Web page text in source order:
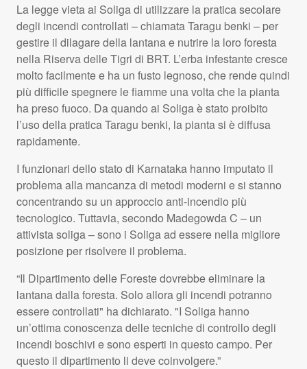
La legge vieta ai Soliga di utilizzare la pratica secolare
degli incendi controllati – chiamata Taragu benki – per
gestire il dilagare della lantana e nutrire la loro foresta
nella Riserva delle Tigri di BRT. L’erba infestante cresce
molto facilmente e ha un fusto legnoso, che rende quindi
più difficile spegnere le fiamme una volta che la pianta
ha preso fuoco. Da quando ai Soliga è stato proibito
l’uso della pratica Taragu benki, la pianta si è diffusa
rapidamente.
I funzionari dello stato di Karnataka hanno imputato il
problema alla mancanza di metodi moderni e si stanno
concentrando su un approccio anti-incendio più
tecnologico. Tuttavia, secondo Madegowda C – un
attivista soliga – sono i Soliga ad essere nella migliore
posizione per risolvere il problema.
“Il Dipartimento delle Foreste dovrebbe eliminare la
lantana dalla foresta. Solo allora gli incendi potranno
essere controllati" ha dichiarato. "I Soliga hanno
un’ottima conoscenza delle tecniche di controllo degli
incendi boschivi e sono esperti in questo campo. Per
questo il dipartimento li deve coinvolgere.”